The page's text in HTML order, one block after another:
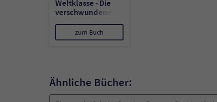
Weltklasse - Die
verschwundene
zum Buch
Ähnliche Bücher: